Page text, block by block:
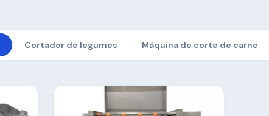
Cortador de legumes Máquina de corte de carne